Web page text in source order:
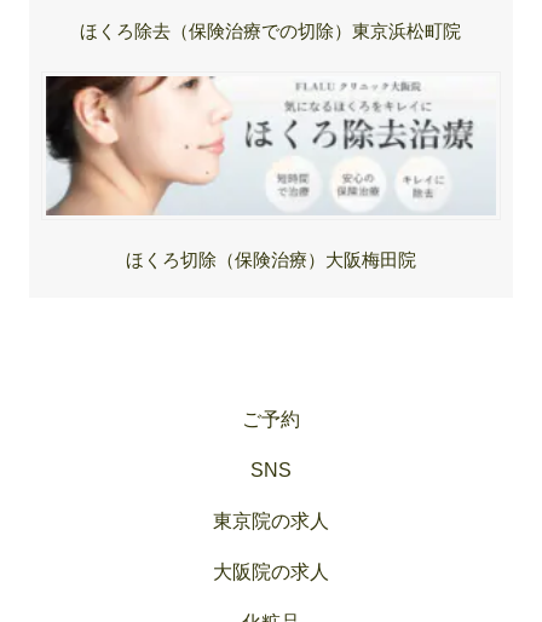
ほくろ除去（保険治療での切除）東京浜松町院
ほくろ切除（保険治療）大阪梅田院
ご予約
SNS
東京院の求人
大阪院の求人